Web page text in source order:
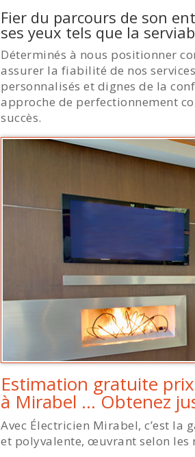
Fier du parcours de son
ses yeux tels que la
Déterminés à nous positionner
assurer la fiabilité de nos
personnalisés et dignes de la
approche de perfectionnement
succès.
Estimation gratuite
à Mirabel … Obtenez
Avec Électricien Mirabel, c’est la
et polyvalente, œuvrant selon les